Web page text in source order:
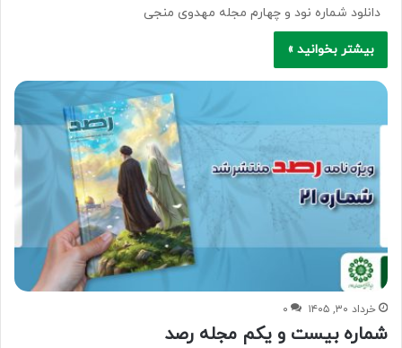
دانلود شماره نود و چهارم مجله مهدوی منجی
بیشتر بخوانید »
خرداد ۳۰, ۱۴۰۵ ۰
شماره بیست و یکم مجله رصد